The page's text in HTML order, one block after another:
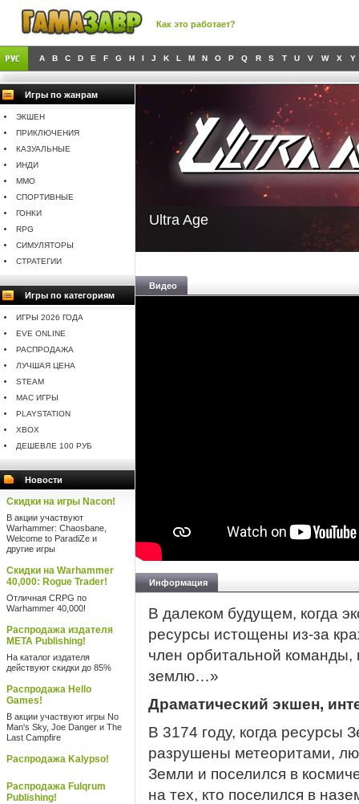
Как это работает?
A B C D E F G H I J K L M N O P Q R S T U V W X Y
Игры по жанрам
ЭКШЕН
ПРИКЛЮЧЕНИЯ
КАЗУАЛЬНЫЕ
ИНДИ
MMO
СПОРТИВНЫЕ
ГОНКИ
RPG
СИМУЛЯТОРЫ
СТРАТЕГИИ
Игры по категориям
ИГРЫ 2026 ГОДА
EVE ONLINE
РАСПРОДАЖА
ЛУЧШАЯ ЦЕНА
STEAM
MAC ИГРЫ
PLAYSTATION
XBOX
ДЕШЕВЛЕ 100 РУБ
Новости
Скидки на игры Nacon!
В акции участвуют
Warhammer: Chaosbane,
Welcome to ParadiZe и
другие игры
Скидки на Warhammer
40,000: Rogue Trader!
Отличная CRPG по
Warhammer 40,000!
Распродажа издателя
META Publishing!
На каталог издателя
действуют скидки до 85%
Распродажа Hello
Games!
В акции участвуют игры No
Man's Sky, Joe Danger и The
Last Campfire
Распродажа Kalypso!
Распродажа Fulqrum
Publishing!
Ultra Age
Видео
Информация
В далеком будущем, когда
ресурсы истощены из-за
член орбитальной команды,
землю…»
Драматический экшен,
В 3174 году, когда
разрушены метеоритами,
Земли и поселился в
на тех, кто поселился в